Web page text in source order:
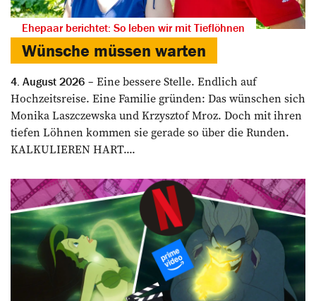
Ehepaar berichtet: So leben wir mit Tieflöhnen
Wünsche müssen warten
4. August 2026
Eine bessere Stelle. Endlich auf
Hochzeitsreise. Eine Familie gründen: Das wünschen sich
Monika Laszczewska und Krzysztof Mroz. Doch mit ihren
tiefen Löhnen kommen sie gerade so über die Runden.
KALKULIEREN HART....